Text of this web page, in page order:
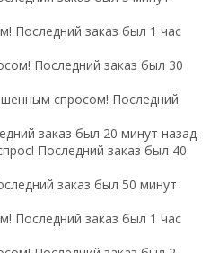
Последний заказ был 1 час
Последний заказ был 30
спросом! Последний
заказ был 20 минут назад
Последний заказ был 40
заказ был 50 минут
Последний заказ был 1 час